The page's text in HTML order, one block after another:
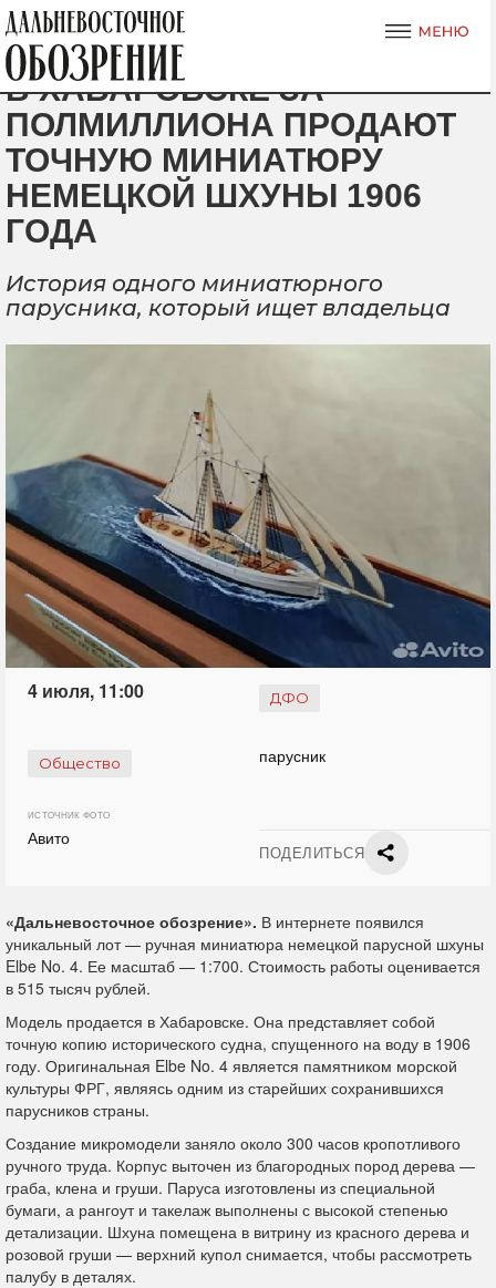
В ХАБАРОВСКЕ ЗА
ПОЛМИЛЛИОНА ПРОДАЮТ
ТОЧНУЮ МИНИАТЮРУ
НЕМЕЦКОЙ ШХУНЫ 1906
ГОДА
История одного миниатюрного
парусника, который ищет владельца
4 июля, 11:00 ДФО
Общество парусник
ИСТОЧНИК ФОТО
Авито
ПОДЕЛИТЬСЯ
«Дальневосточное обозрение». В интернете появился
уникальный лот — ручная миниатюра немецкой парусной шхуны
Elbe No. 4. Ее масштаб — 1:700. Стоимость работы оценивается
в 515 тысяч рублей.
Модель продается в Хабаровске. Она представляет собой
точную копию исторического судна, спущенного на воду в 1906
году. Оригинальная Elbe No. 4 является памятником морской
культуры ФРГ, являясь одним из старейших сохранившихся
парусников страны.
Создание микромодели заняло около 300 часов кропотливого
ручного труда. Корпус выточен из благородных пород дерева —
граба, клена и груши. Паруса изготовлены из специальной
бумаги, а рангоут и такелаж выполнены с высокой степенью
детализации. Шхуна помещена в витрину из красного дерева и
розовой груши — верхний купол снимается, чтобы рассмотреть
палубу в деталях.